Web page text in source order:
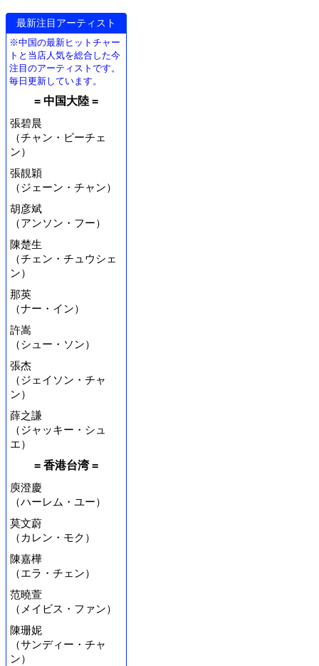
最新注目アーティスト
※中国の最新ヒットチャー
トと当店人気を総合した今
注目のアーティストです。
毎日更新しています。
= 中国大陸 =
張碧晨
（チャン・ビーチェ
ン）
張靚穎
（ジェーン・チャン）
胡彦斌
（アンソン・フー）
陳楚生
（チェン・チュウシェ
ン）
那英
（ナー・イン）
許嵩
（シュー・ソン）
張杰
（ジェイソン・チャ
ン）
薛之謙
（ジャッキー・シュ
エ）
= 香港台湾 =
庾澄慶
（ハーレム・ユー）
莫文蔚
（カレン・モク）
陳嘉樺
（エラ・チェン）
范曉萱
（メイビス・ファン）
陳珊妮
（サンディー・チャ
ン）